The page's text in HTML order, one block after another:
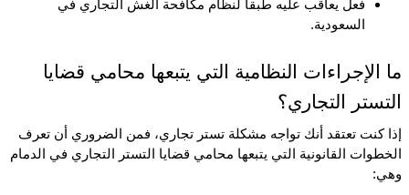
السعودية.
التستر التجاري؟
وهي: